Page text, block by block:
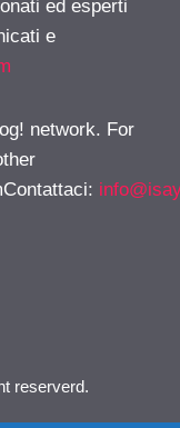
ed esperti
e
network. For
:
reserverd.